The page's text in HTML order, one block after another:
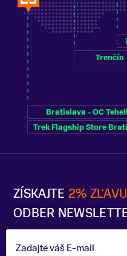
ZÍSKAJTE 2% ZĽAVU
ODBER
Zadajte váš E-mail
Bratislava - OC
Trek Flagship Store
Trenčín